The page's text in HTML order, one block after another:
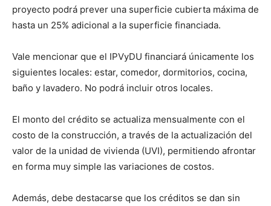
proyecto podrá prever una superficie cubierta máxima de
hasta un 25% adicional a la superficie financiada.
Vale mencionar que el IPVyDU financiará únicamente los
siguientes locales: estar, comedor, dormitorios, cocina,
baño y lavadero. No podrá incluir otros locales.
El monto del crédito se actualiza mensualmente con el
costo de la construcción, a través de la actualización del
valor de la unidad de vivienda (UVI), permitiendo afrontar
en forma muy simple las variaciones de costos.
Además, debe destacarse que los créditos se dan sin